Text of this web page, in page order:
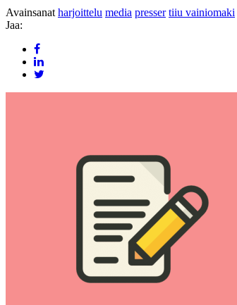
Avainsanat harjoittelu media presser tiiu vainiomaki
Jaa: